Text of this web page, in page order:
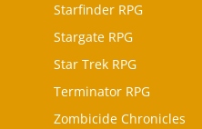
Starfinder RPG
Stargate RPG
Star Trek RPG
Terminator RPG
Zombicide Chronicles